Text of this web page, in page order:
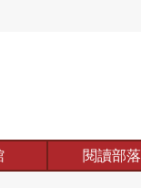
閱讀部落